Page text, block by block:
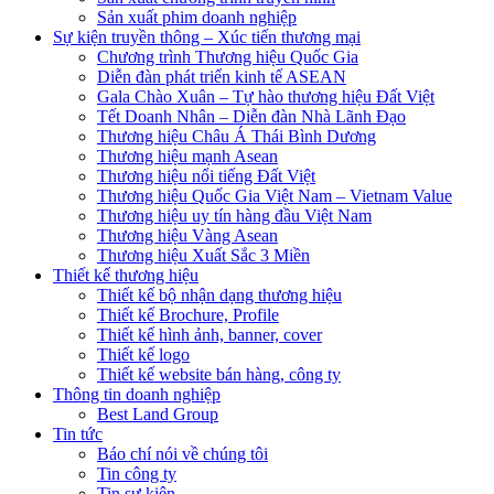
Sản xuất phim doanh nghiệp
Sự kiện truyền thông – Xúc tiến thương mại
Chương trình Thương hiệu Quốc Gia
Diễn đàn phát triển kinh tế ASEAN
Gala Chào Xuân – Tự hào thương hiệu Đất Việt
Tết Doanh Nhân – Diễn đàn Nhà Lãnh Đạo
Thương hiệu Châu Á Thái Bình Dương
Thương hiệu mạnh Asean
Thương hiệu nổi tiếng Đất Việt
Thương hiệu Quốc Gia Việt Nam – Vietnam Value
Thương hiệu uy tín hàng đầu Việt Nam
Thương hiệu Vàng Asean
Thương hiệu Xuất Sắc 3 Miền
Thiết kế thương hiệu
Thiết kế bộ nhận dạng thương hiệu
Thiết kế Brochure, Profile
Thiết kế hình ảnh, banner, cover
Thiết kế logo
Thiết kế website bán hàng, công ty
Thông tin doanh nghiệp
Best Land Group
Tin tức
Báo chí nói về chúng tôi
Tin công ty